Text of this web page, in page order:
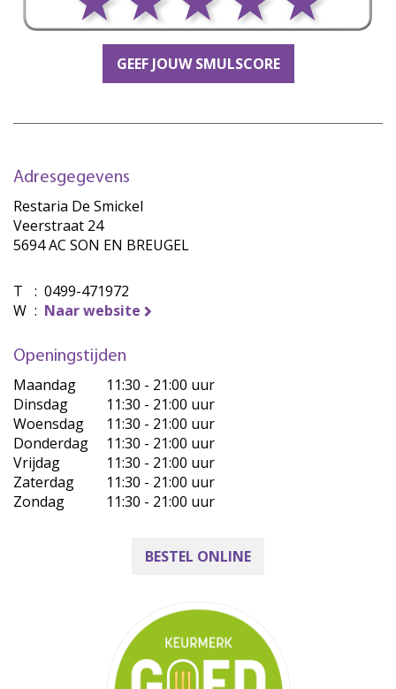
GEEF JOUW SMULSCORE
Adresgegevens
Restaria De Smickel
Veerstraat 24
5694 AC SON EN BREUGEL
T : 0499-471972
W : Naar website
Openingstijden
Maandag
11:30 - 21:00 uur
Dinsdag
11:30 - 21:00 uur
Woensdag
11:30 - 21:00 uur
Donderdag
11:30 - 21:00 uur
Vrijdag
11:30 - 21:00 uur
Zaterdag
11:30 - 21:00 uur
Zondag
11:30 - 21:00 uur
BESTEL ONLINE